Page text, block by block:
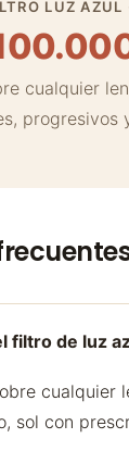
LUZ AZUL
cualquier
progresivos
filtro de luz
cualquier
sol con